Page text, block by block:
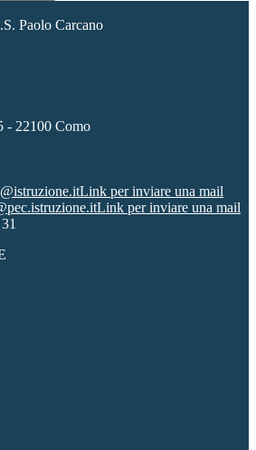
Paolo Carcano
- 22100 Como
Link per inviare una mail
Link per inviare una mail